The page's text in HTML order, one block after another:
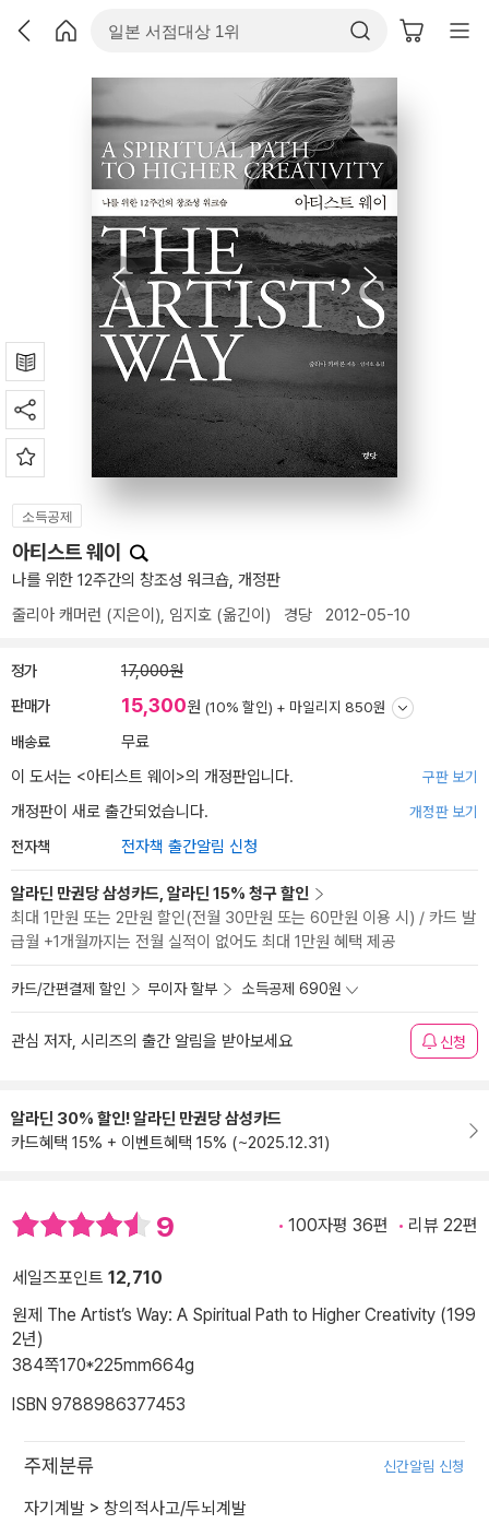
소득공제
아티스트 웨이
나를 위한 12주간의 창조성 워크숍, 개정판
줄리아 캐머런 (지은이), 임지호 (옮긴이) 경당 2012-05-10
정가 17,000원
판매가 15,300원 (10% 할인) + 마일리지 850원
배송료
무료
이 도서는 <아티스트 웨이 >의 개정판입니다. 구판 보기
개정판이 새로 출간되었습니다. 개정판 보기
전자책 전자책 출간알림 신청
알라딘 만권당 삼성카드, 알라딘 15% 청구 할인
최대 1만원 또는 2만원 할인(전월 30만원 또는 60만원 이용 시) / 카드 발
급월 +1개월까지는 전월 실적이 없어도 최대 1만원 혜택 제공
카드/간편결제 할인 무이자 할부 소득공제 690원
관심 저자, 시리즈의 출간 알림을 받아보세요 신청
알라딘 30% 할인! 알라딘 만권당 삼성카드
카드혜택 15% + 이벤트혜택 15% (~2025.12.31)
9 100자평 36편 리뷰 22편
세일즈포인트 12,710
원제 The Artist’s Way: A Spiritual Path to Higher Creativity (199
2년)
384쪽170*225mm664g
ISBN 9788986377453
주제분류 신간알림 신청
자기계발 > 창의적사고/두뇌계발